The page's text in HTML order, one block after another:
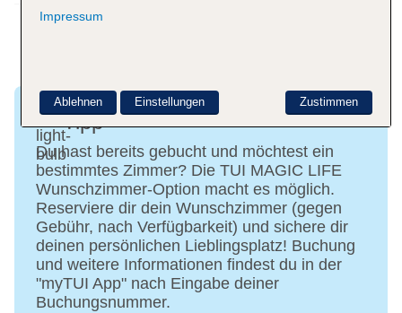
Liegen, Sonnenschirme/-dächer am Pool/Strand
Pool/Strand ohne Gebühr
Souvenirshop, Ladenzeile, Minimarkt, Friseur
Arzt auf Anfrage, englischsprachig
Disco, Amphitheater
WLAN/WiFi: im gesamten Club und Zimmer ohne
Gebühr
TUI MAGIC LIFE App: der mobile Ferienbegleiter
mit vielen nützlichen Funktionen für deinen
Aufenthalt im Club, zum Beispiel Restaurant-
Buchungen (verfügbar in allen gängigen App
Stores)
Tipp
Du hast bereits gebucht und möchtest ein
bestimmtes Zimmer? Die TUI MAGIC LIFE
Wunschzimmer-Option macht es möglich.
Reserviere dir dein Wunschzimmer (gegen
Gebühr, nach Verfügbarkeit) und sichere dir
deinen persönlichen Lieblingsplatz! Buchung
und weitere Informationen findest du in der
"myTUI App" nach Eingabe deiner
Buchungsnummer.
Impressum
Zustimmen
Ablehnen Einstellungen